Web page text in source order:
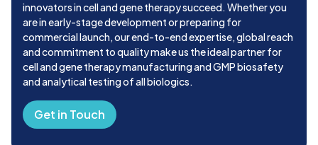
innovators in cell and gene therapy succeed. Whether you
are in early-stage development or preparing for
commercial launch, our end-to-end expertise, global reach
and commitment to quality make us the ideal partner for
cell and gene therapy manufacturing and GMP biosafety
and analytical testing of all biologics.
Get in Touch